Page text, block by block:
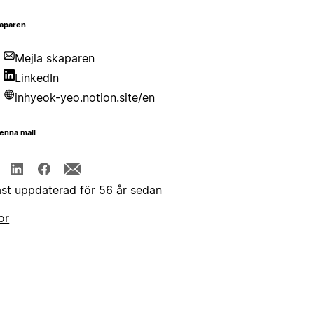
Mejla skaparen
LinkedIn
inhyeok-yeo.notion.site/en
mall
uppdaterad för 56 år sedan